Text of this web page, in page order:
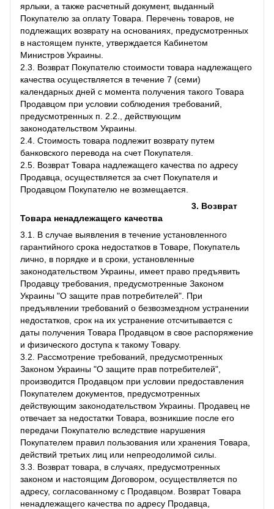
ярлыки, а также расчетный документ, выданный
Покупателю за оплату Товара. Перечень товаров, не
подлежащих возврату на основаниях, предусмотренных
в настоящем пункте, утверждается Кабинетом
Министров Украины.
2.3. Возврат Покупателю стоимости товара надлежащего
качества осуществляется в течение 7 (семи)
календарных дней с момента получения такого Товара
Продавцом при условии соблюдения требований,
предусмотренных п. 2.2., действующим
законодательством Украины.
2.4. Стоимость товара подлежит возврату путем
банковского перевода на счет Покупателя.
2.5. Возврат Товара надлежащего качества по адресу
Продавца, осуществляется за счет Покупателя и
Продавцом Покупателю не возмещается.
3. Возврат
Товара ненадлежащего качества
3.1. В случае выявления в течение установленного
гарантийного срока недостатков в Товаре, Покупатель
лично, в порядке и в сроки, установленные
законодательством Украины, имеет право предъявить
Продавцу требования, предусмотренные Законом
Украины "О защите прав потребителей". При
предъявлении требований о безвозмездном устранении
недостатков, срок на их устранение отсчитывается с
даты получения Товара Продавцом в свое распоряжение
и физического доступа к такому Товару.
3.2. Рассмотрение требований, предусмотренных
Законом Украины "О защите прав потребителей",
производится Продавцом при условии предоставления
Покупателем документов, предусмотренных
действующим законодательством Украины. Продавец не
отвечает за недостатки Товара, возникшие после его
передачи Покупателю вследствие нарушения
Покупателем правил пользования или хранения Товара,
действий третьих лиц или непреодолимой силы.
3.3. Возврат товара, в случаях, предусмотренных
законом и настоящим Договором, осуществляется по
адресу, согласованному с Продавцом. Возврат Товара
ненадлежащего качества по адресу Продавца,